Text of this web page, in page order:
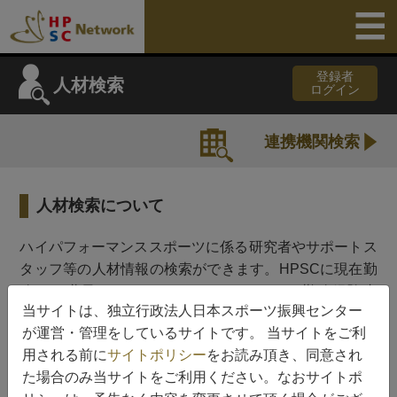
人材検索
登録者
ログイン
連携機関検索
人材検索について
ハイパフォーマンススポーツに係る研究者やサポートス
タッフ等の人材情報の検索ができます。HPSCに現在勤
（HPSC OB/OG）、HPSCの各種事業における協力者
（HPSC事業協力者）のカテゴリーに分けております。
人材データベースへのご登録はHPSCからご依頼させて
頂いた方のみとしております。
当サイトは、独立行政法人日本スポーツ振興センター
が運営・管理をしているサイトです。 当サイトをご利
用される前にサイトポリシーをお読み頂き、同意され
た場合のみ当サイトをご利用ください。なおサイトポ